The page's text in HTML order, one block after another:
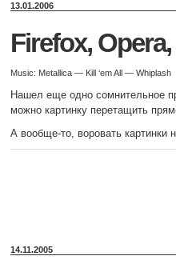
13.01.2006
Firefox,
Music: Metallica — Kill ‘em All — Whiplash
Нашел еще одно сомнительное
можно картинку перетащить
А вообще-то, воровать картинки
14.11.2005